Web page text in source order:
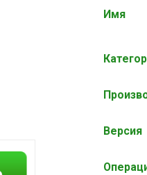
Имя
Версия